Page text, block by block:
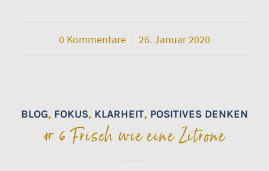
0 Kommentare
/ 26. Januar 2020
BLOG, FOKUS, KLARHEIT, POSITIVES DENKEN
# 6 Frisch wie eine Zitrone